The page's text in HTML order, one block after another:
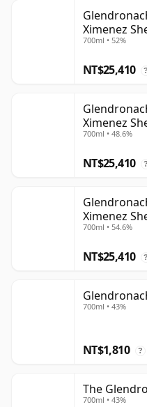
Ximenez
700ml • 52%
NT$25,410 ?
Ximenez
700ml • 48.6%
NT$25,410 ?
Ximenez
700ml • 54.6%
NT$25,410 ?
700ml • 43%
NT$1,810 ?
The
700ml • 43%